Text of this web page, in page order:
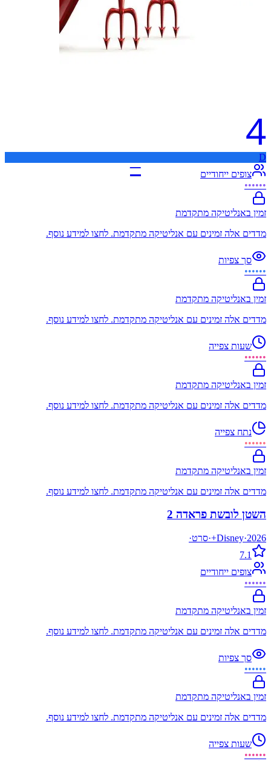
4
–
D
צופים ייחודיים
••••••
זמין באנליטיקה מתקדמת
מדדים אלה זמינים עם אנליטיקה מתקדמת. לחצו למידע נוסף.
סך צפיות
••••••
זמין באנליטיקה מתקדמת
מדדים אלה זמינים עם אנליטיקה מתקדמת. לחצו למידע נוסף.
שעות צפייה
••••••
זמין באנליטיקה מתקדמת
מדדים אלה זמינים עם אנליטיקה מתקדמת. לחצו למידע נוסף.
נתח צפייה
••••••
זמין באנליטיקה מתקדמת
מדדים אלה זמינים עם אנליטיקה מתקדמת. לחצו למידע נוסף.
השטן לובשת פראדה 2
2026
·
Disney+
·סרט·
7.1
צופים ייחודיים
••••••
זמין באנליטיקה מתקדמת
מדדים אלה זמינים עם אנליטיקה מתקדמת. לחצו למידע נוסף.
סך צפיות
••••••
זמין באנליטיקה מתקדמת
מדדים אלה זמינים עם אנליטיקה מתקדמת. לחצו למידע נוסף.
שעות צפייה
••••••